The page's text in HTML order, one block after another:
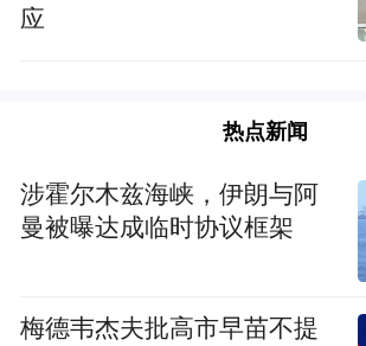
即前往附近区域搜寻。0时57
确认孩子身体无恙后，聂建华
疏导和劝导教育，缓解其紧张
聂建华将孩子安全送回到家人
际，郑先生及其家人对轨道
应
热点新闻
涉霍尔木兹海峡，伊朗与阿
曼被曝达成临时协议框架
梅德韦杰夫批高市早苗不提